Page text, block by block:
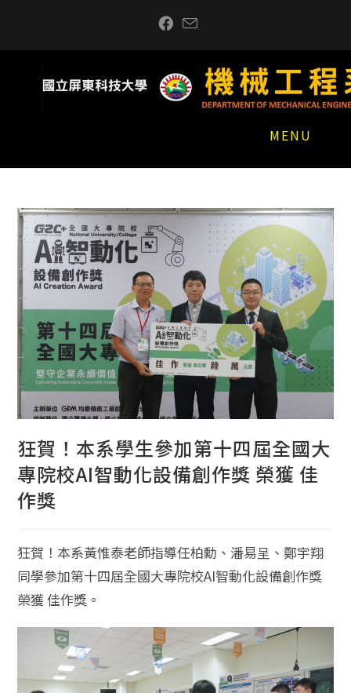
主
MENU
狂賀！本系學生參加第十四屆全國大
專院校AI智動化設備創作獎 榮獲 佳
作獎
狂賀！本系黃惟泰老師指導任柏勳、潘易呈、鄭宇翔
同學參加第十四屆全國大專院校AI智動化設備創作獎
榮獲 佳作獎。